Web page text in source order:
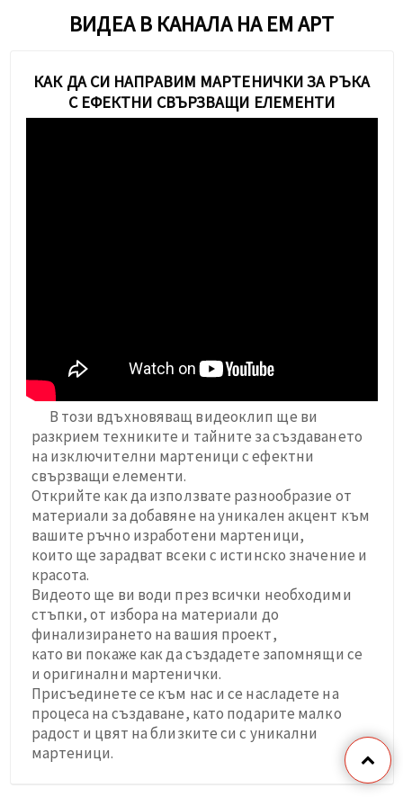
ВИДЕА В КАНАЛА НА ЕМ АРТ
КАК ДА СИ НАПРАВИМ МАРТЕНИЧКИ ЗА РЪКА
С ЕФЕКТНИ СВЪРЗВАЩИ ЕЛЕМЕНТИ
В този вдъхновяващ видеоклип ще ви
разкрием техниките и тайните за създаването
на изключителни мартеници с ефектни
свързващи елементи.
Открийте как да използвате разнообразие от
материали за добавяне на уникален акцент към
вашите ръчно изработени мартеници,
които ще зарадват всеки с истинско значение и
красота.
Видеото ще ви води през всички необходими
стъпки, от избора на материали до
финализирането на вашия проект,
като ви покаже как да създадете запомнящи се
и оригинални мартенички.
Присъединете се към нас и се насладете на
процеса на създаване, като подарите малко
радост и цвят на близките си с уникални
мартеници.